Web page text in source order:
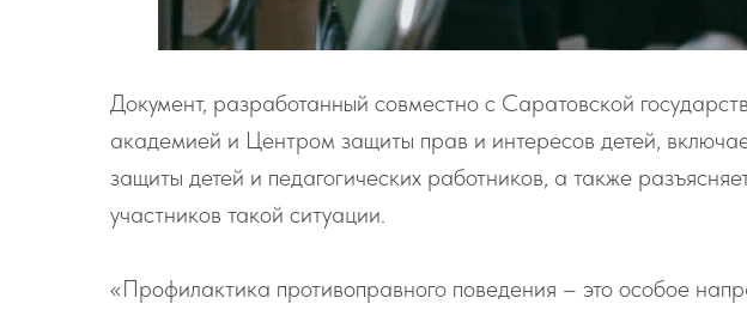
Документ, разработанный совместно с Саратовской
академией и Центром защиты прав и интересов детей,
защиты детей и педагогических работников, а также
участников такой ситуации.
«Профилактика противоправного поведения – это особое